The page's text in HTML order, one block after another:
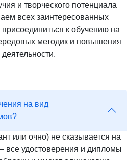
и творческого потенциала
всех заинтересованных
к обучению на
методик и повышения
на вид
или очно) не сказывается на
удостоверения и дипломы